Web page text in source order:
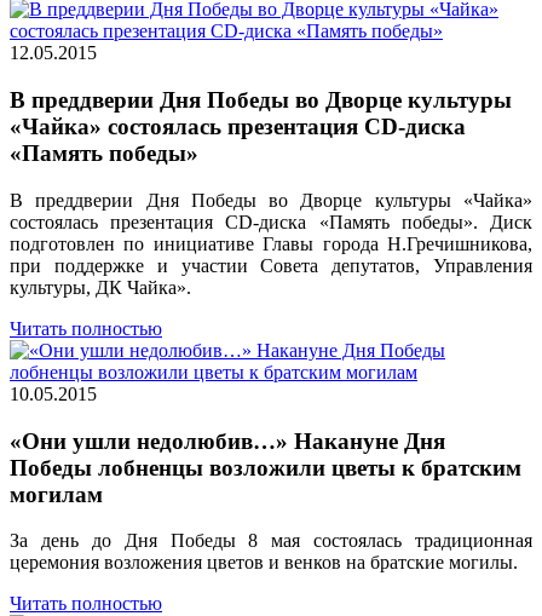
12.05.2015
В преддверии Дня Победы во Дворце культуры
«Чайка» состоялась презентация CD-диска
«Память победы»
В преддверии Дня Победы во Дворце культуры «Чайка»
состоялась презентация CD-диска «Память победы». Диск
подготовлен по инициативе Главы города Н.Гречишникова,
при поддержке и участии Совета депутатов, Управления
культуры, ДК Чайка».
Читать полностью
10.05.2015
«Они ушли недолюбив…» Накануне Дня
Победы лобненцы возложили цветы к братским
могилам
За день до Дня Победы 8 мая состоялась традиционная
церемония возложения цветов и венков на братские могилы.
Читать полностью